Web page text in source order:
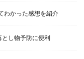
わかった感想を紹介
とし物予防に便利